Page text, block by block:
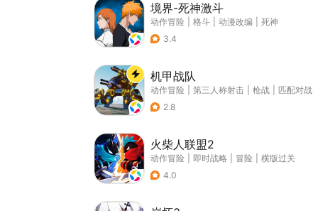
境界-死神激斗
动作冒险 格斗 动漫改编
死神
3.4
机甲战队
动作冒险 第三人称射击 枪战
匹配对战
2.8
火柴人联盟2
动作冒险 即时战略 冒险
横版过关
4.0